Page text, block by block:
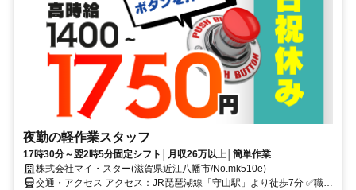
夜勤の軽作業スタッフ
17時30分～翌2時5分固定シフト│月収26万以上│簡単作業
株式会社マイ・スター(滋賀県近江八幡市/No.mk510e)
交通・アクセス アクセス：JR琵琶湖線「守山駅」より徒歩7分 ✅職場